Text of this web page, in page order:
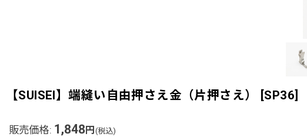
【SUISEI】端縫い自由押さえ金（片押さえ） [SP36]
販売価格: 1,848円 (税込)